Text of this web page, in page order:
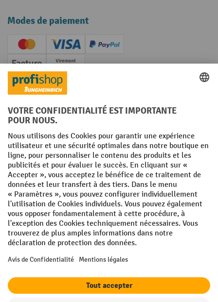
Modes de paiement
Creditcard (Master)Creditcard (Visa)
PayPal
Réseaux sociaux
Facebook
YouTube
LinkedInInstagram
Conditions générales Mentions légales
Protection des Données Politique de cookies
All prices excl. VAT plusshipping costsand possible delivery charges,
if not stated otherwise.
¹ La remise est valable jusqu'à épuisement des stocks. La remise ne
s'applique pas aux prix spéciaux. Il n'est pas possible de le combiner
avec d'autres réductions en pourcentage ou bons de réduction. | ² Une
réduction unique est offerte lors de la première inscription à la
toute commande d'un montant net minimum de 250 €. Le pourcentage
de remise varie selon la catégorie de produits, pouvant atteindre